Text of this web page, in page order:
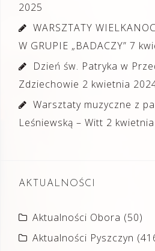
2025
WARSZTATY
W GRUPIE „BADACZY” 7
Dzień św. Patryka w
Zdziechowie 2 kwietnia
Warsztaty muzyczne z
Leśniewską – Witt 2
AKTUALNOŚCI
Aktualności Obora (50)
Aktualności Pyszczyn